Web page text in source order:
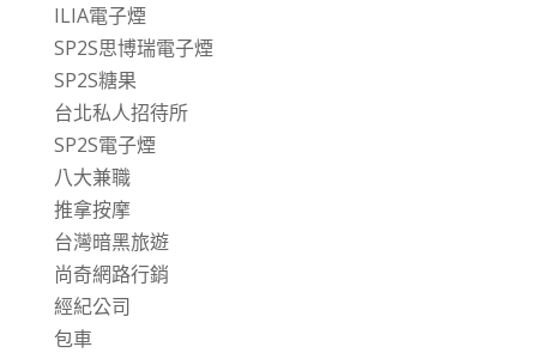
ILIA電子煙
SP2S思博瑞電子煙
SP2S糖果
台北私人招待所
SP2S電子煙
八大兼職
推拿按摩
台灣暗黑旅遊
尚奇網路行銷
經紀公司
包車